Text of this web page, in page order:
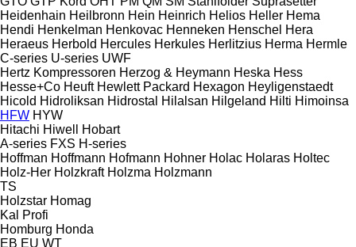
Heidenhain Heilbronn Hein Heinrich Helios Heller Hema
Hendi Henkelman Henkovac Henneken Henschel Hera
Heraeus Herbold Hercules Herkules Herlitzius Herma Hermle
C-series U-series UWF
Hertz Kompressoren Herzog & Heymann Heska Hess
Hesse+Co Heuft Hewlett Packard Hexagon Heyligenstaedt
Hicold Hidroliksan Hidrostal Hilalsan Hilgeland Hilti Himoinsa
HFW HYW
Hitachi Hiwell
Hobart
A-series FXS H-series
Hoffman Hoffmann Hofmann Hohner Holac Holaras Holtec
Holz-Her Holzkraft Holzma Holzmann
TS
Holzstar Homag
Kal
Profi
Homburg Honda
EB EU WT